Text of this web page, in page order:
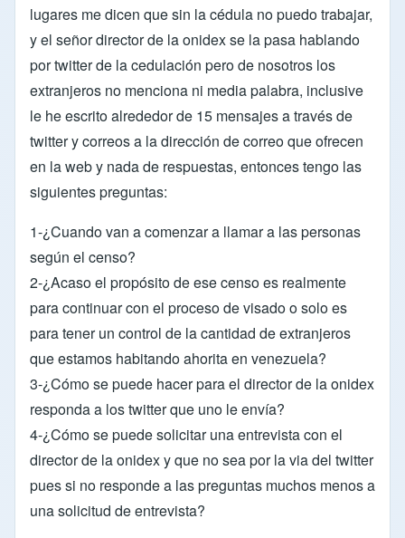
lugares me dicen que sin la cédula no puedo trabajar,
y el señor director de la onidex se la pasa hablando
por twitter de la cedulación pero de nosotros los
extranjeros no menciona ni media palabra, inclusive
le he escrito alrededor de 15 mensajes a través de
twitter y correos a la dirección de correo que ofrecen
en la web y nada de respuestas, entonces tengo las
siguientes preguntas:
1-¿Cuando van a comenzar a llamar a las personas
según el censo?
2-¿Acaso el propósito de ese censo es realmente
para continuar con el proceso de visado o solo es
para tener un control de la cantidad de extranjeros
que estamos habitando ahorita en venezuela?
3-¿Cómo se puede hacer para el director de la onidex
responda a los twitter que uno le envía?
4-¿Cómo se puede solicitar una entrevista con el
director de la onidex y que no sea por la via del twitter
pues si no responde a las preguntas muchos menos a
una solicitud de entrevista?